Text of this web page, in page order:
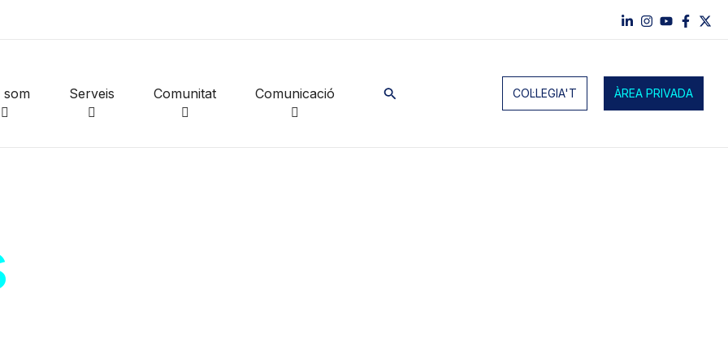
som Serveis Comunitat Comunicació Cerca COL·LEGIA'T ÀREA PRIVADA